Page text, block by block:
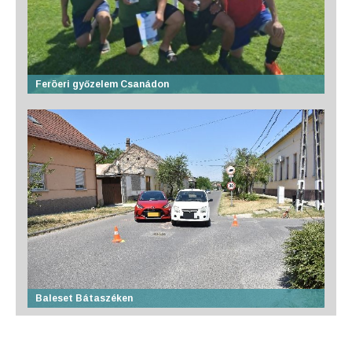
Feröeri győzelem Csanádon
Baleset Bátaszéken